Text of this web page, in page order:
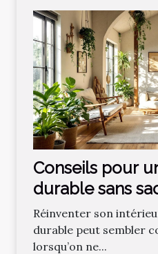
Conseils pour
durable sans
Réinventer son
durable peut sembler
lorsqu’on ne...